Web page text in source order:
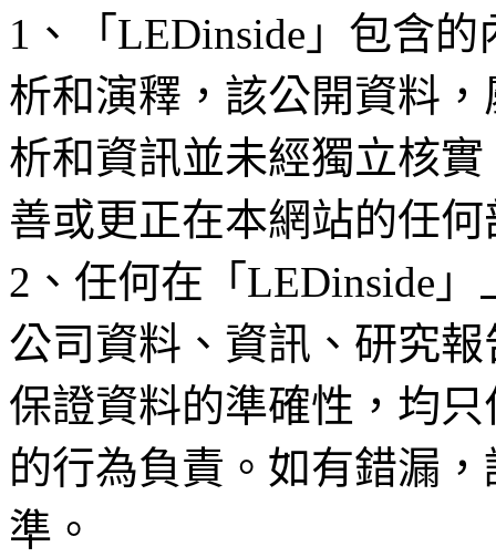
1、「LEDinside」包含
析和演釋，該公開資料
析和資訊並未經獨立核
善或更正在本網站的任
2、任何在「LEDinside
公司資料、資訊、研究
保證資料的準確性，均
的行為負責。如有錯漏
準。